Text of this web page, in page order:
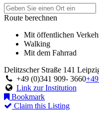
Route berechnen
Mit öffentlichen
Walking
Mit dem Fahrrad
Delitzscher Straße 141
+49 (0)341 909- 3660
Link zur Institution
Bookmark
Claim this Listing